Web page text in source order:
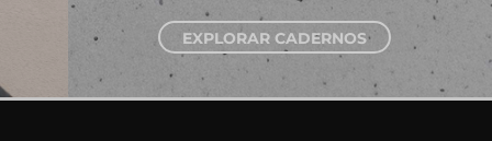
EXPLORAR CADERNOS